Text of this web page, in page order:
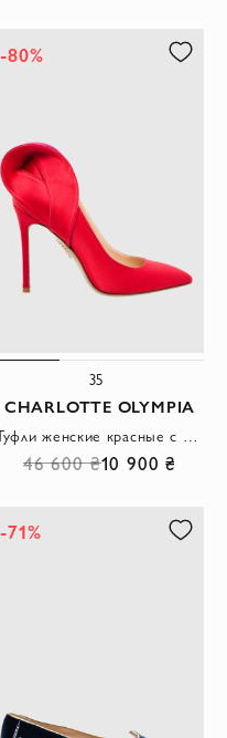
-80%
35
CHARLOTTE OLYMPIA
46 600 ₴10 900 ₴
-71%